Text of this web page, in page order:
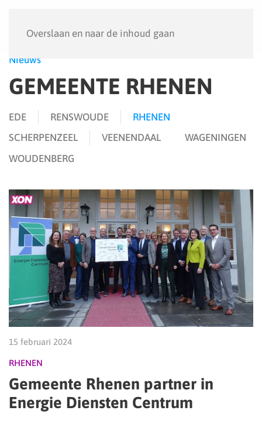
Overslaan en naar de inhoud gaan
Nieuws
GEMEENTE RHENEN
EDE RENSWOUDE
RHENEN
SCHERPENZEEL
VEENENDAAL
WAGENINGEN
WOUDENBERG
15 februari 2024
RHENEN
Gemeente Rhenen partner in
Energie Diensten Centrum